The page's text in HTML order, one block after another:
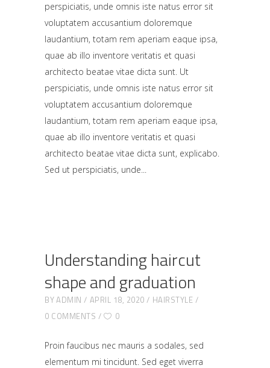
perspiciatis, unde omnis iste natus error sit
voluptatem accusantium doloremque
laudantium, totam rem aperiam eaque ipsa,
quae ab illo inventore veritatis et quasi
architecto beatae vitae dicta sunt. Ut
perspiciatis, unde omnis iste natus error sit
voluptatem accusantium doloremque
laudantium, totam rem aperiam eaque ipsa,
quae ab illo inventore veritatis et quasi
architecto beatae vitae dicta sunt, explicabo.
Sed ut perspiciatis, unde
Understanding haircut
shape and graduation
BYADMIN APRIL 18, 2020
HAIRSTYLE
0 COMMENTS
0
Proin faucibus nec mauris a sodales, sed
elementum mi tincidunt. Sed eget viverra